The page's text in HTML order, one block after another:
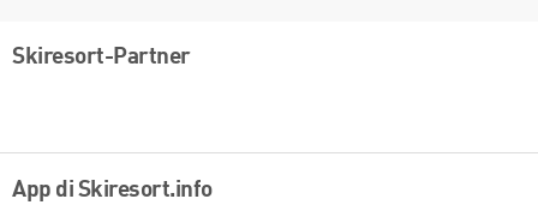
Skiresort-Partner
App di Skiresort.info